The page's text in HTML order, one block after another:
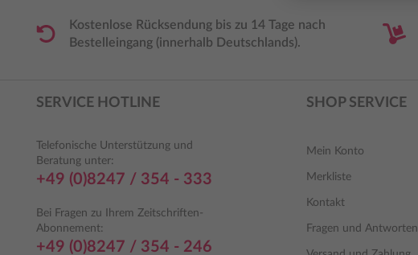
Kostenlose Rücksendung bis zu 14 Tage nach
Bestelleingang (innerhalb Deutschlands).
SERVICE HOTLINE
Telefonische Unterstützung und
Beratung unter:
+49 (0)8247 / 354 - 333
Bei Fragen zu Ihrem Zeitschriften-
Abonnement:
+49 (0)8247 / 354 - 246
SHOP SERVICE
Mein Konto
Merkliste
Kontakt
Fragen und Antworten